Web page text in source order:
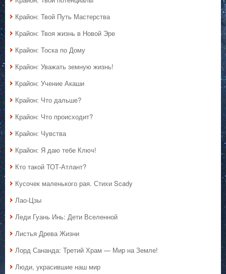
Крайон: Твой Путь Мастерства
Крайон: Твоя жизнь в Новой Эре
Крайон: Тоска по Дому
Крайон: Уважать земную жизнь!
Крайон: Учение Акаши
Крайон: Что дальше?
Крайон: Что происходит?
Крайон: Чувства
Крайон: Я даю тебе Ключ!
Кто такой ТОТ-Атлант?
Кусочек маленького рая. Стихи Scady
Лао-Цзы
Леди Гуань Инь: Дети Вселенной
Листья Древа Жизни
Лорд Сананда: Третий Храм — Мир на Земле!
Люди, украсившие наш мир